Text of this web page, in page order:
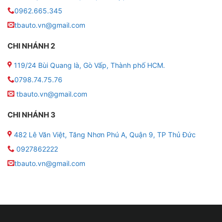
quanh .
Tphcm
0962.665.345
tbauto.vn@gmail.com
CHI NHÁNH 2
119/24 Bùi Quang là, Gò Vấp, Thành phố HCM.
0798.74.75.76
tbauto.vn@gmail.com
CHI NHÁNH 3
482 Lê Văn Việt, Tăng Nhơn Phú A, Quận 9, TP Thủ Đức
0927862222
tbauto.vn@gmail.com